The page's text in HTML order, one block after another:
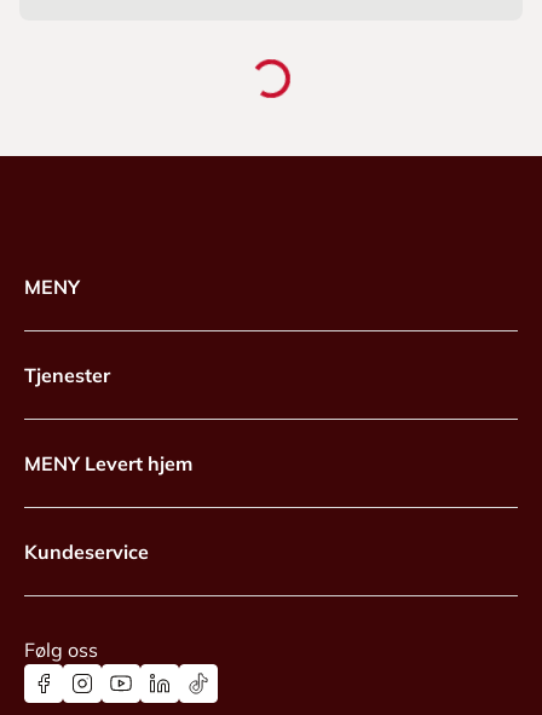
MENY
Tjenester
MENY Levert hjem
Kundeservice
Følg oss